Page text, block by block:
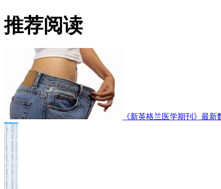
推荐阅读
《新英格兰医学期刊》最